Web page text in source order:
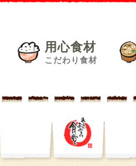
用心食材
こだわり食材